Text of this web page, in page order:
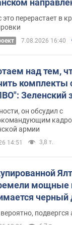
это перерастает в
7.08.2026 16:40
над тем,
комплекты
Зеленский
Драпатого и
мерах
он обсудил с
армии
14:51 3,8 т.
мощные
подвергся